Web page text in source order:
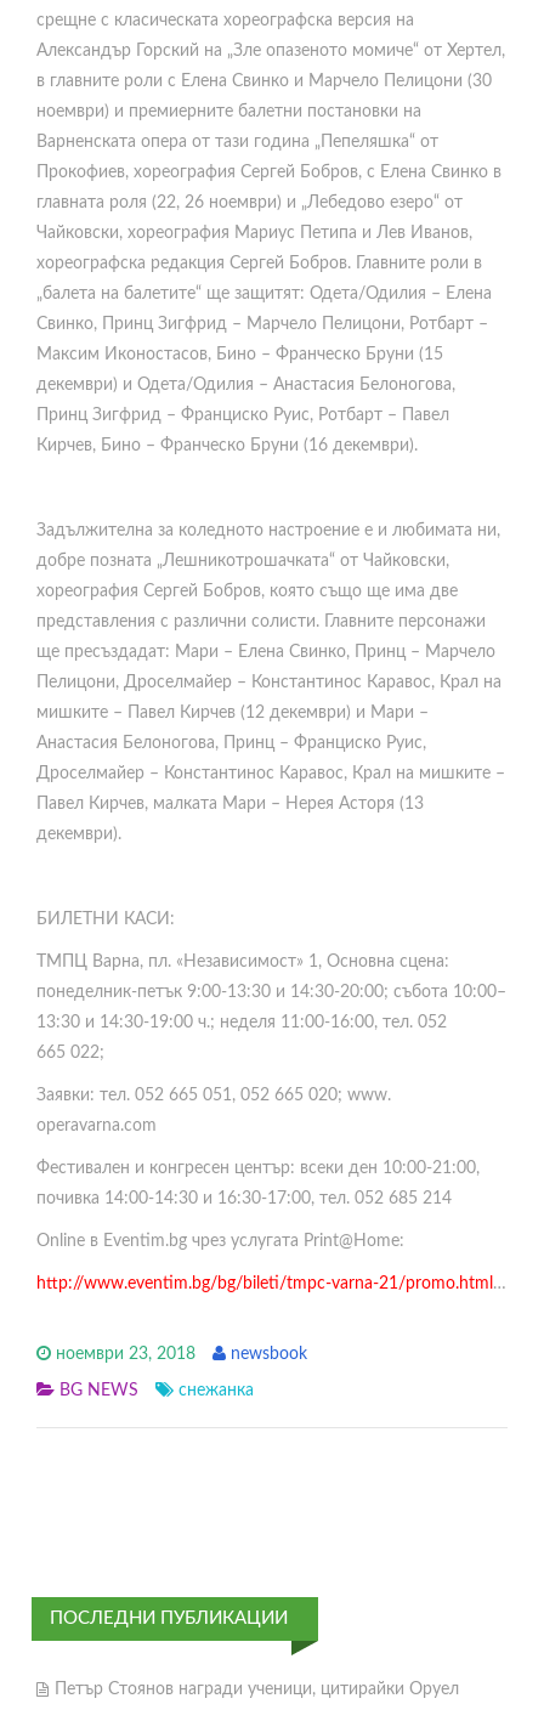
срещне с класическата хореографска версия на
Александър Горский на „Зле опазеното момиче“ от Хертел,
в главните роли с Елена Свинко и Марчело Пелицони (30
ноември) и премиерните балетни постановки на
Варненската опера от тази година „Пепеляшка“ от
Прокофиев, хореография Сергей Бобров, с Елена Свинко в
главната роля (22, 26 ноември) и „Лебедово езеро“ от
Чайковски, хореография Мариус Петипа и Лев Иванов,
хореографска редакция Сергей Бобров. Главните роли в
„балета на балетите“ ще защитят: Одета/Одилия – Елена
Свинко, Принц Зигфрид – Марчело Пелицони, Ротбарт –
Максим Иконостасов, Бино – Франческо Бруни (15
декември) и Одета/Одилия – Анастасия Белоногова,
Принц Зигфрид – Франциско Руис, Ротбарт – Павел
Кирчев, Бино – Франческо Бруни (16 декември).
Задължителна за коледното настроение е и любимата ни,
добре позната „Лешникотрошачката“ от Чайковски,
хореография Сергей Бобров, която също ще има две
представления с различни солисти. Главните персонажи
ще пресъздадат: Мари – Елена Свинко, Принц – Марчело
Пелицони, Дроселмайер – Константинос Каравос, Крал на
мишките – Павел Кирчев (12 декември) и Мари –
Анастасия Белоногова, Принц – Франциско Руис,
Дроселмайер – Константинос Каравос, Крал на мишките –
Павел Кирчев, малката Мари – Нeрея Асторя (13
декември).
БИЛЕТНИ КАСИ:
ТМПЦ Варна, пл. «Независимост» 1, Основна сцена:
понеделник-петък 9:00-13:30 и 14:30-20:00; събота 10:00–
13:30 и 14:30-19:00 ч.; неделя 11:00-16:00, тел. 052
665 022;
Заявки: тел. 052 665 051, 052 665 020; www.
operavarna.com
Фестивален и конгресен център: всеки ден 10:00-21:00,
почивка 14:00-14:30 и 16:30-17:00, тел. 052 685 214
Online в Еventim.bg чрез услугата Print@Home:
http://www.eventim.bg/bg/bileti/tmpc-varna-21/promo.html …
ноември 23, 2018 newsbook
BG NEWS снежанка
ПОСЛЕДНИ ПУБЛИКАЦИИ
Петър Стоянов награди ученици, цитирайки Оруел